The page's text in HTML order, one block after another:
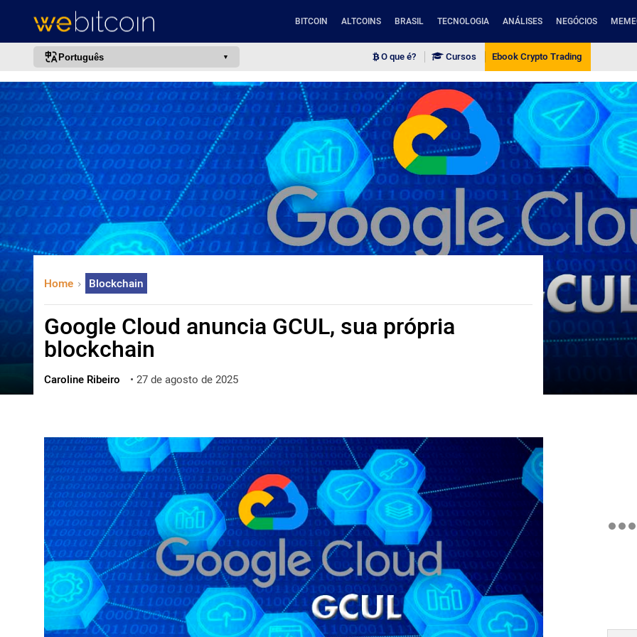
BITCOIN ALTCOINS BRASIL TECNOLOGIA ANÁLISES NEGÓCIOS
Português
português (BR)
english
español
français
italiano
deutsch
日本語
中文
한국어
العربية
ไทย
ქართული
O que é? Cursos Ebook Crypto Trading
Home Blockchain
Google Cloud anuncia GCUL, sua própria
blockchain
Caroline Ribeiro • 27 de agosto de 2025